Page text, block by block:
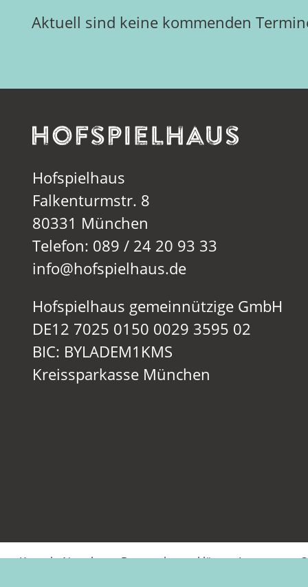
Aktuell sind keine kommenden
Hofspielhaus
Falkenturmstr. 8
80331 München
Telefon: 089 / 24 20 93 33
info@hofspielhaus.de
Hofspielhaus gemeinnützige GmbH
DE12 7025 0150 0029 3595 02
BIC: BYLADEM1KMS
Kreissparkasse München
KontaktNewsletterDatenschutzerklärungImpressum